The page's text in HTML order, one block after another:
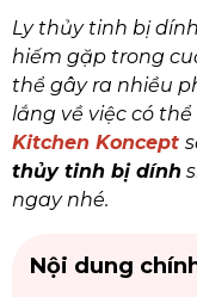
Ly thủy tinh bị
hiếm gặp trong
thể gây ra nhiều
lắng về việc có
Kitchen Koncept
thủy tinh bị dính
ngay nhé.
Nội dung